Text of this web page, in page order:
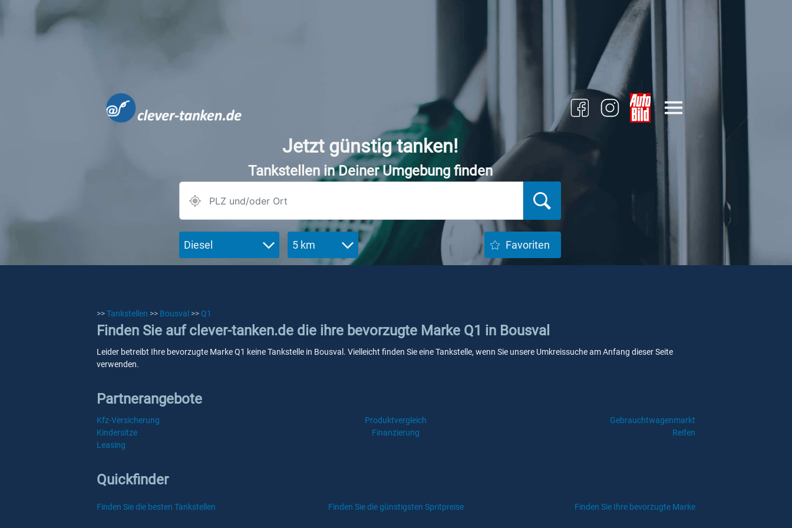
Jetzt günstig tanken!
Tankstellen in Deiner Umgebung finden
Diesel 5 km Favoriten
>>Tankstellen >> Bousval >> Q1
Finden Sie auf clever-tanken.de die ihre bevorzugte Marke Q1 in Bousval
Leider betreibt Ihre bevorzugte Marke Q1 keine Tankstelle in Bousval. Vielleicht finden Sie eine Tankstelle, wenn Sie unsere Umkreissuche am Anfang dieser Seite
verwenden.
Partnerangebote
Kfz-Versicherung Produktvergleich
Gebrauchtwagenmarkt
Kindersitze
Finanzierung
Reifen
Leasing
Quickfinder
Finden Sie die besten Tankstellen Finden Sie die günstigsten Spritpreise Finden Sie Ihre bevorzugte Marke